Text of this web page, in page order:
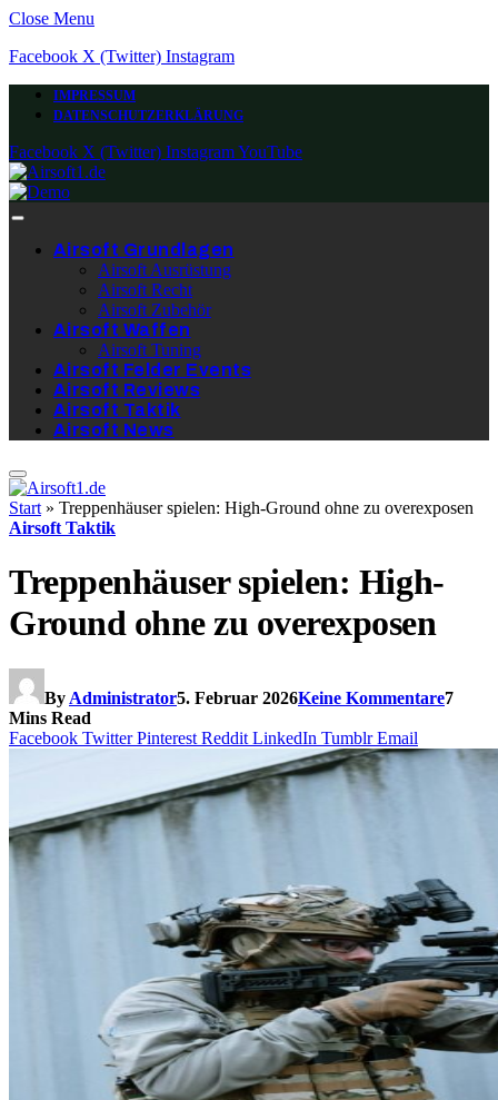
Close Menu
Facebook X (Twitter) Instagram
IMPRESSUM
DATENSCHUTZERKLÄRUNG
Facebook X (Twitter) InstagramYouTube
Airsoft Grundlagen
Airsoft Ausrüstung
Airsoft Recht
Airsoft Zubehör
Airsoft Waffen
Airsoft Tuning
Airsoft Felder Events
Airsoft Reviews
Airsoft Taktik
Airsoft News
Start » Treppenhäuser spielen: High-Ground ohne zu overexposen
Airsoft Taktik
Treppenhäuser spielen: High-
Ground ohne zu overexposen
By Administrator5. Februar 2026Keine Kommentare7
Mins Read
Facebook Twitter Pinterest Reddit LinkedIn Tumblr Email